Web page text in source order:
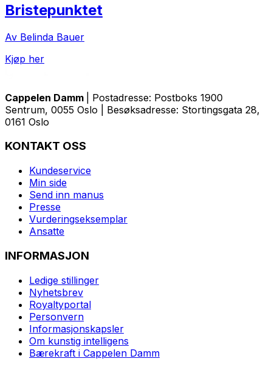
Bristepunktet
Av Belinda Bauer
Kjøp her
Cappelen Damm
| Postadresse: Postboks 1900
Sentrum, 0055 Oslo | Besøksadresse: Stortingsgata 28,
0161 Oslo
KONTAKT OSS
Kundeservice
Min side
Send inn manus
Presse
Vurderingseksemplar
Ansatte
INFORMASJON
Ledige stillinger
Nyhetsbrev
Royaltyportal
Personvern
Informasjonskapsler
Om kunstig intelligens
Bærekraft i Cappelen Damm